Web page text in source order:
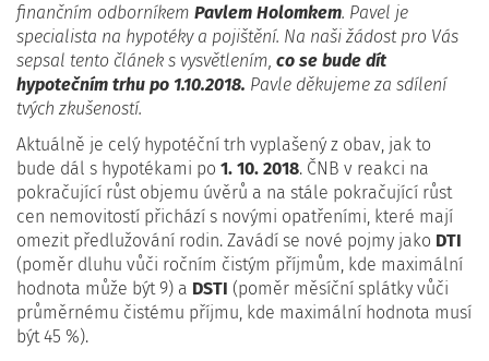
finančním odborníkem Pavlem Holomkem. Pavel je
specialista na hypotéky a pojištění. Na naši žádost pro Vás
sepsal tento článek s vysvětlením, co se bude dít
hypotečním trhu po 1.10.2018. Pavle děkujeme za sdílení
tvých zkušeností.
Aktuálně je celý hypotéční trh vyplašený z obav, jak to
bude dál s hypotékami po 1. 10. 2018. ČNB v reakci na
pokračující růst objemu úvěrů a na stále pokračující růst
cen nemovitostí přichází s novými opatřeními, které mají
omezit předlužování rodin. Zavádí se nové pojmy jako DTI
(poměr dluhu vůči ročním čistým příjmům, kde maximální
hodnota může být 9) a DSTI (poměr měsíční splátky vůči
průměrnému čistému příjmu, kde maximální hodnota musí
být 45 %).